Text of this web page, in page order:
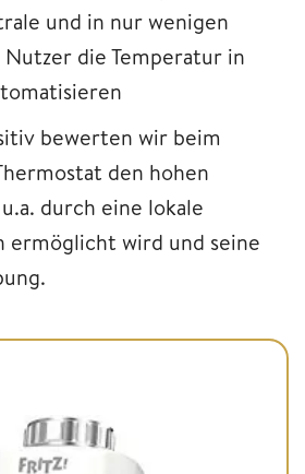
und in nur wenigen
die Temperatur in
bewerten wir beim
den hohen
durch eine lokale
ermöglicht wird und seine